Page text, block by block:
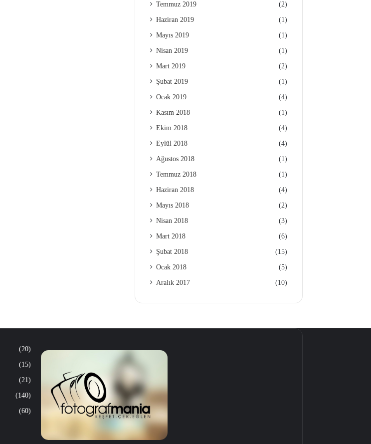
Temmuz 2019 (2)
Haziran 2019 (1)
Mayıs 2019 (1)
Nisan 2019 (1)
Mart 2019 (2)
Şubat 2019 (1)
Ocak 2019 (4)
Kasım 2018 (1)
Ekim 2018 (4)
Eylül 2018 (4)
Ağustos 2018 (1)
Temmuz 2018 (1)
Haziran 2018 (4)
Mayıs 2018 (2)
Nisan 2018 (3)
Mart 2018 (6)
Şubat 2018 (15)
Ocak 2018 (5)
Aralık 2017 (10)
(20)
(15)
(21)
(140)
(60)